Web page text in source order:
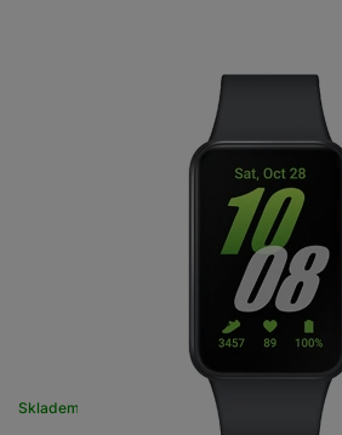
Skladem na prodejně na 5 prodejnách